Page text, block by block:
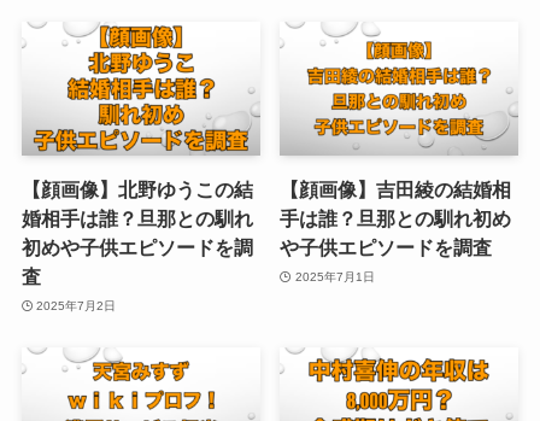
【顔画像】北野ゆうこの結
婚相手は誰？旦那との馴れ
初めや子供エピソードを調
査
2025年7月2日
【顔画像】吉田綾の結婚相
手は誰？旦那との馴れ初め
や子供エピソードを調査
2025年7月1日